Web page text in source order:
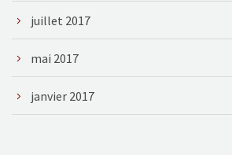
juillet 2017
mai 2017
janvier 2017